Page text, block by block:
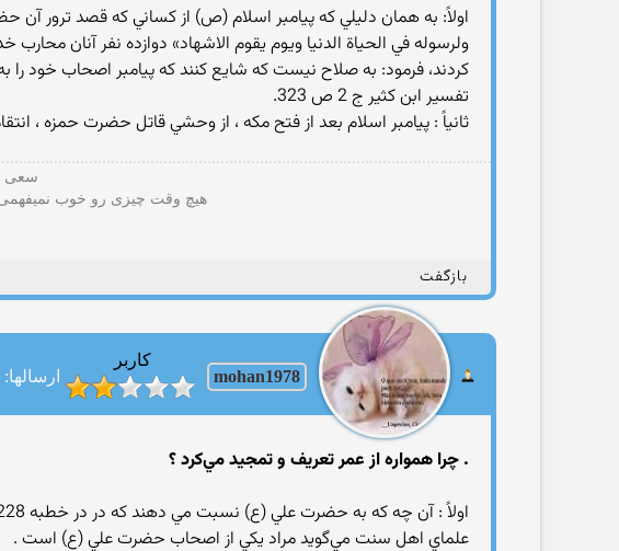
ولرسوله في الحياة الدنيا ويوم يقوم الاشهاد» دوازده نفر آنان
كردند، فرمود: به صلاح نيست كه شايع كنند كه پيامبر اصحاب خود
تفسير ابن كثير ج 2 ص 323.
ثانياً : پيامبر اسلام بعد از فتح مكه ، از وحشي قاتل حضرت حمزه ،
سعی
هیچ وقت چیزی رو خوب نمیفهمی
بازگفت
mohan1978
کاربر
ارسالها: 2554
. چرا همواره از عمر تعريف و تمجيد مي‌كرد ؟
علماي اهل سنت مي‌گويد مراد يكي از اصحاب حضرت علي (ع) است .